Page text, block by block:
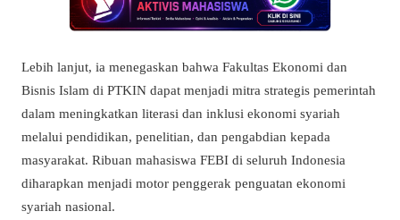
Lebih lanjut, ia menegaskan bahwa Fakultas Ekonomi dan
Bisnis Islam di PTKIN dapat menjadi mitra strategis pemerintah
dalam meningkatkan literasi dan inklusi ekonomi syariah
melalui pendidikan, penelitian, dan pengabdian kepada
masyarakat. Ribuan mahasiswa FEBI di seluruh Indonesia
diharapkan menjadi motor penggerak penguatan ekonomi
syariah nasional.